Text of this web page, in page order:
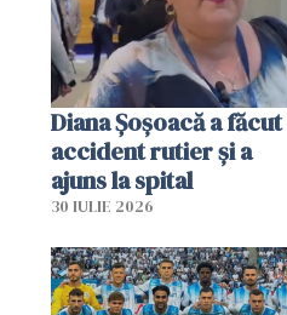
Diana Șoșoacă a făcut
accident rutier și a
ajuns la spital
30 IULIE 2026